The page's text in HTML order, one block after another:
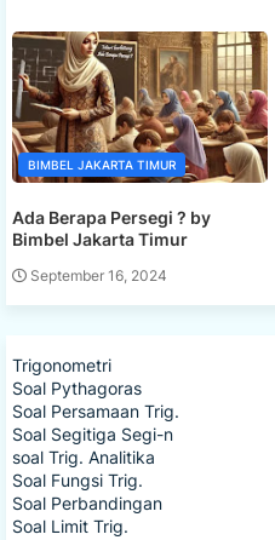
BIMBEL JAKARTA TIMUR
Ada Berapa Persegi ? by
Bimbel Jakarta Timur
September 16, 2024
Trigonometri
Soal Pythagoras
Soal Persamaan Trig.
Soal Segitiga Segi-n
soal Trig. Analitika
Soal Fungsi Trig.
Soal Perbandingan
Soal Limit Trig.